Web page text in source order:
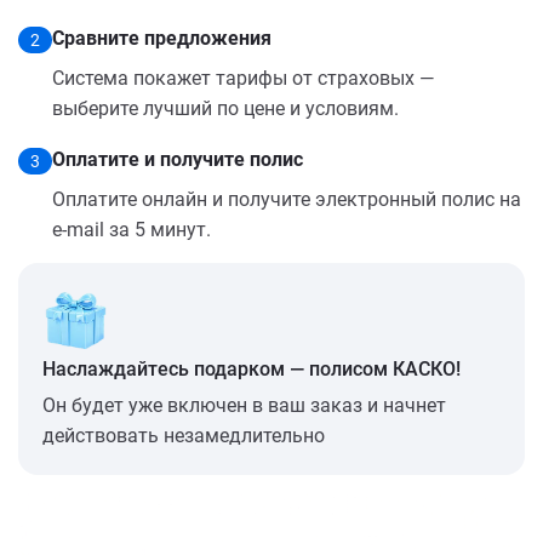
2
Сравните предложения
Система покажет тарифы от страховых —
выберите лучший по цене и условиям.
3
Оплатите и получите полис
Оплатите онлайн и получите электронный полис на
e-mail за 5 минут.
Наслаждайтесь подарком — полисом КАСКО!
Он будет уже включен в ваш заказ и начнет
действовать незамедлительно